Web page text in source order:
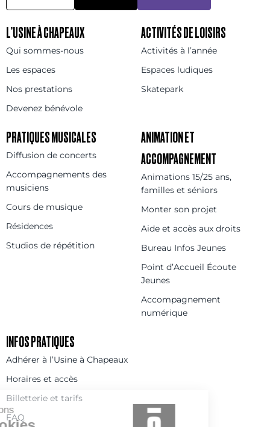
L’USINE À CHAPEAUX
Qui sommes-nous
Les espaces
Nos prestations
Devenez bénévole
ACTIVITÉS DE LOISIRS
Activités à l’année
Espaces ludiques
Skatepark
PRATIQUES MUSICALES
Diffusion de concerts
Accompagnements des
musiciens
Cours de musique
Résidences
Studios de répétition
ANIMATION ET
ACCOMPAGNEMENT
Animations 15/25 ans,
familles et séniors
Monter son projet
Aide et accès aux droits
Bureau Infos Jeunes
Point d’Accueil Écoute
Jeunes
Accompagnement
numérique
INFOS PRATIQUES
Adhérer à l’Usine à Chapeaux
Horaires et accès
Billetterie et tarifs
FAQ